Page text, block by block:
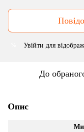
Увійти для
До
Опис